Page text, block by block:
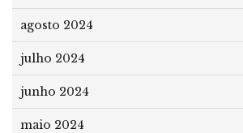
agosto 2024
julho 2024
junho 2024
maio 2024